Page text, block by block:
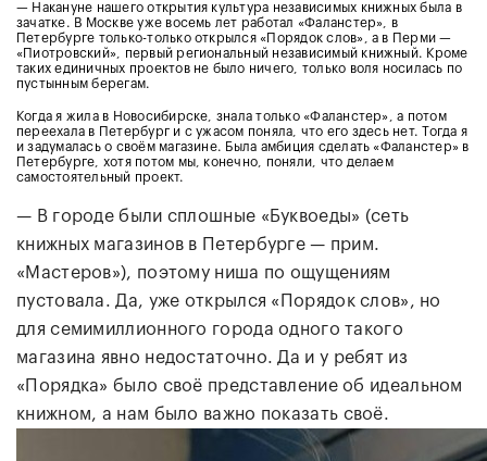
— Накануне нашего открытия культура независимых книжных была в
зачатке. В Москве уже восемь лет работал «Фаланстер», в
Петербурге только-только открылся «Порядок слов», а в Перми —
«Пиотровский», первый региональный независимый книжный. Кроме
таких единичных проектов не было ничего, только воля носилась по
пустынным берегам.
Когда я жила в Новосибирске, знала только «Фаланстер», а потом
переехала в Петербург и с ужасом поняла, что его здесь нет. Тогда я
и задумалась о своём магазине. Была амбиция сделать «Фаланстер» в
Петербурге, хотя потом мы, конечно, поняли, что делаем
самостоятельный проект.
— В городе были сплошные «Буквоеды» (сеть
книжных магазинов в Петербурге — прим.
«Мастеров»), поэтому ниша по ощущениям
пустовала. Да, уже открылся «Порядок слов», но
для семимиллионного города одного такого
магазина явно недостаточно. Да и у ребят из
«Порядка» было своё представление об идеальном
книжном, а нам было важно показать своё.